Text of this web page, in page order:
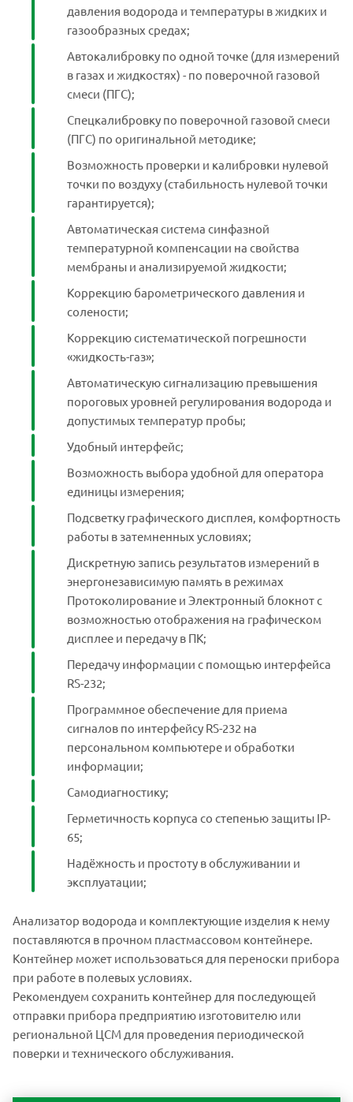
давления водорода и температуры в жидких и
газообразных средах;
Автокалибровку по одной точке (для измерений
в газах и жидкостях) - по поверочной газовой
смеси (ПГС);
Спецкалибровку по поверочной газовой смеси
(ПГС) по оригинальной методике;
Возможность проверки и калибровки нулевой
точки по воздуху (стабильность нулевой точки
гарантируется);
Автоматическая система синфазной
температурной компенсации на свойства
мембраны и анализируемой жидкости;
Коррекцию барометрического давления и
солености;
Коррекцию систематической погрешности
«жидкость-газ»;
Автоматическую сигнализацию превышения
пороговых уровней регулирования водорода и
допустимых температур пробы;
Удобный интерфейс;
Возможность выбора удобной для оператора
единицы измерения;
Подсветку графического дисплея, комфортность
работы в затемненных условиях;
Дискретную запись результатов измерений в
энергонезависимую память в режимах
Протоколирование и Электронный блокнот с
возможностью отображения на графическом
дисплее и передачу в ПК;
Передачу информации с помощью интерфейса
RS-232;
Программное обеспечение для приема
сигналов по интерфейсу RS-232 на
персональном компьютере и обработки
информации;
Самодиагностику;
Герметичность корпуса со степенью защиты IP-
65;
Надёжность и простоту в обслуживании и
эксплуатации;
Анализатор водорода и комплектующие изделия к нему
поставляются в прочном пластмассовом контейнере.
Контейнер может использоваться для переноски прибора
при работе в полевых условиях.
Рекомендуем сохранить контейнер для последующей
отправки прибора предприятию изготовителю или
региональной ЦСМ для проведения периодической
поверки и технического обслуживания.